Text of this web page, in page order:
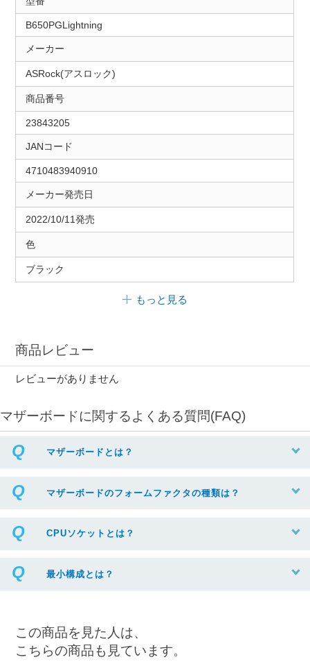
B650PGLightning
メーカー
ASRock(アスロック)
商品番号
23843205
JANコード
4710483940910
メーカー発売日
2022/10/11発売
色
ブラック
もっと見る
商品レビュー
レビューがありません
マザーボードに関するよくある質問(FAQ)
マザーボードとは？
マザーボードのフォームファクタの種類は？
CPUソケットとは？
最小構成とは？
この商品を見た人は、
こちらの商品も見ています。